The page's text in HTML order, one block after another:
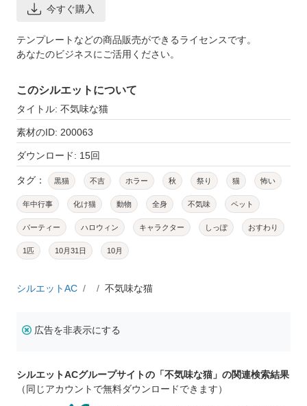
今すぐ購入
テンプレートなどの商品販売ができるライセンスです。
あなたのビジネスにご活用ください。
このシルエットについて
タイトル: 不気味な猫
素材のID: 200063
ダウンロード: 15回
タグ： 黒猫 不吉 ホラー 秋 祭り 猫 怖い
年中行事 化け猫 動物 全身 不気味 ペット
パーティー ハロウィン キャラクター しっぽ おすわり
1匹 10月31日 10月
シルエットAC 不気味な猫
広告を非表示にする
シルエットACグループサイトの「不気味な猫」の関連検索結果
（同じアカウントで無料ダウンロードできます）